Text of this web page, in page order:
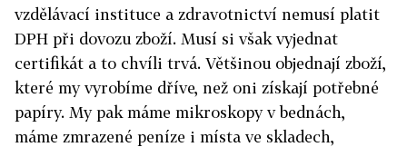
vzdělávací instituce a zdravotnictví nemusí platit
DPH při dovozu zboží. Musí si však vyjednat
certifikát a to chvíli trvá. Většinou objednají zboží,
které my vyrobíme dříve, než oni získají potřebné
papíry. My pak máme mikroskopy v bednách,
máme zmrazené peníze i místa ve skladech,